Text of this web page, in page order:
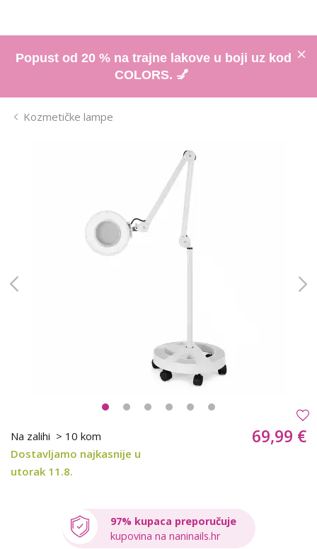
Popust od 20 % na trajne lakove u boji uz kod
COLORS. 💅
Kozmetičke lampe
Na zalihi > 10 kom
Dostavljamo najkasnije u
utorak 11.8.
69,99 €
97% kupaca preporučuje
kupovina na naninails.hr